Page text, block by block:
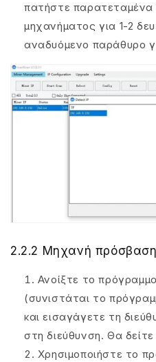
πατήστε παρατεταμένα
μηχανήματος για 1-2
αναδυόμενο παράθυρο
2.2.2 Μηχανή
Ανοίξτε το
(συνιστάται το
και εισαγάγετε τη
στη διεύθυνση. Θα
Χρησιμοποιήστε το